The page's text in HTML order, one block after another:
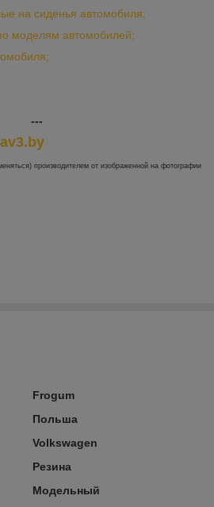
на сиденья автомобиля;
моделям автомобилей;
---
производителем от изображенной на фотографии
Frogum
Польша
Volkswagen
Резина
Модельный